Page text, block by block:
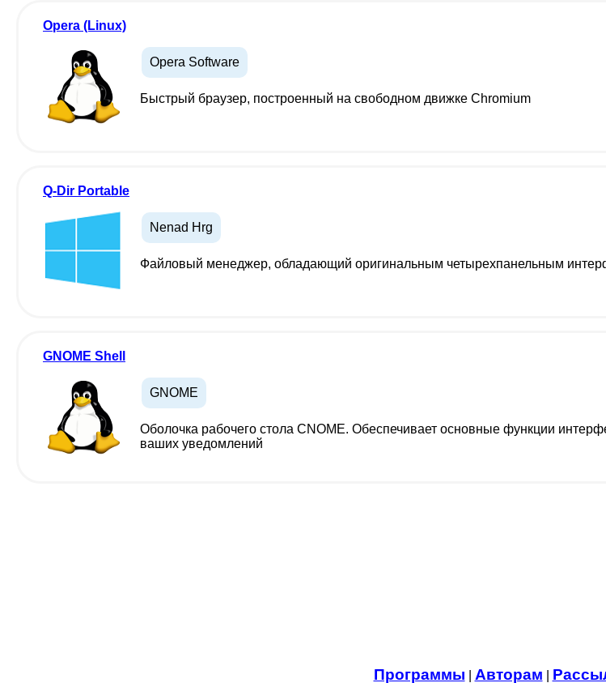
Opera (Linux)
Opera Software
Быстрый браузер, построенный на свободном движке Chromium
Q-Dir Portable
Nenad Hrg
Файловый менеджер, обладающий оригинальным четырехпанельным
GNOME Shell
GNOME
Оболочка рабочего стола CNOME. Обеспечивает основные функции
ваших уведомлений
Программы Авторам